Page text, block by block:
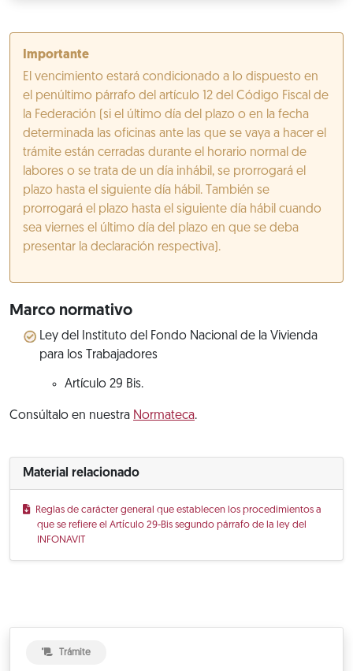
Importante
El vencimiento estará condicionado a lo dispuesto en
el penúltimo párrafo del artículo 12 del Código Fiscal de
la Federación (si el último día del plazo o en la fecha
determinada las oficinas ante las que se vaya a hacer el
trámite están cerradas durante el horario normal de
labores o se trata de un día inhábil, se prorrogará el
plazo hasta el siguiente día hábil. También se
prorrogará el plazo hasta el siguiente día hábil cuando
sea viernes el último día del plazo en que se deba
presentar la declaración respectiva).
Marco normativo
Ley del Instituto del Fondo Nacional de la Vivienda
para los Trabajadores
Artículo 29 Bis.
Consúltalo en nuestra Normateca.
Material relacionado
Reglas de carácter general que establecen los procedimientos a
que se refiere el Artículo 29-Bis segundo párrafo de la ley del
INFONAVIT
Trámite